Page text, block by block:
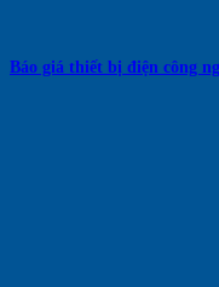
Báo giá thiết bị điện công